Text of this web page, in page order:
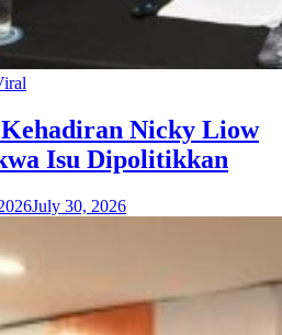
Kehadiran Nicky Liow
Isu Dipolitikkan
July 30, 2026